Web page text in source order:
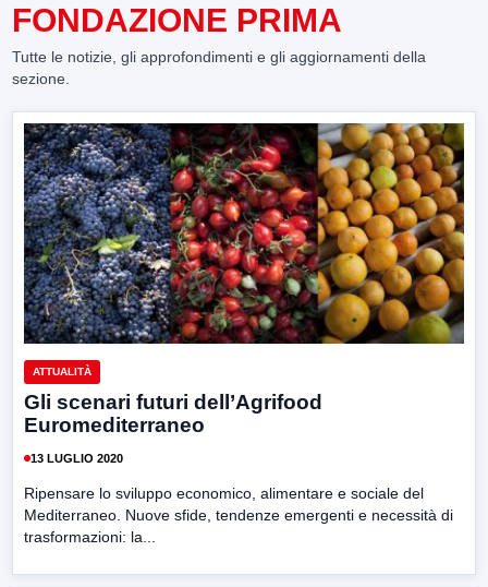
FONDAZIONE PRIMA
Tutte le notizie, gli approfondimenti e gli aggiornamenti della
sezione.
ATTUALITÀ
Gli scenari futuri dell’Agrifood
Euromediterraneo
13 LUGLIO 2020
Ripensare lo sviluppo economico, alimentare e sociale del
Mediterraneo. Nuove sfide, tendenze emergenti e necessità di
trasformazioni: la...